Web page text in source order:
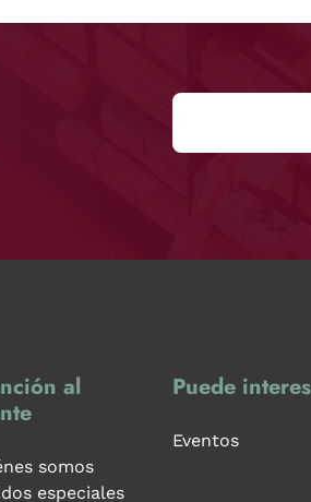
al
somos
especiales
Puede
Eventos